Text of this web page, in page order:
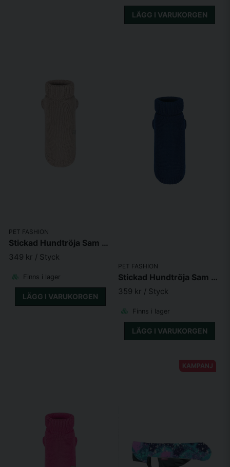
LÄGG I VARUKORGEN
PET FASHION
Stickad Hundtröja Sam Beige
349 kr / Styck
Finns i lager
LÄGG I VARUKORGEN
PET FASHION
Stickad Hundtröja Sam Blå
359 kr / Styck
Finns i lager
LÄGG I VARUKORGEN
KAMPANJ